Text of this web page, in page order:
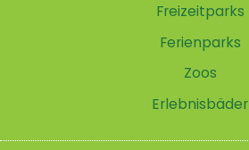
Freizeitparks
Ferienparks
Zoos
Erlebnisbäder